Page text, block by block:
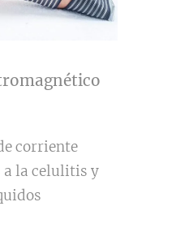
corriente
a la celulitis y